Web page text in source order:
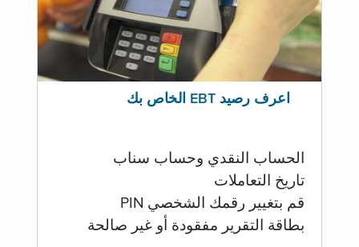
اعرف رصيد EBT الخاص بك
الحساب النقدي وحساب سناب
تاريخ التعاملات
قم بتغيير رقمك الشخصي PIN
بطاقة التقرير مفقودة أو غير صالحة